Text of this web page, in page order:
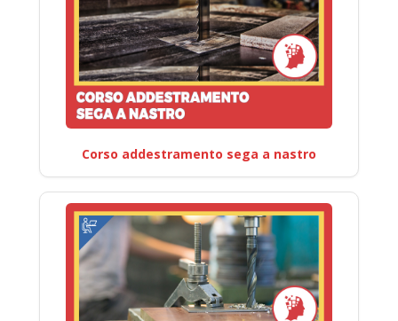
Corso addestramento sega a nastro